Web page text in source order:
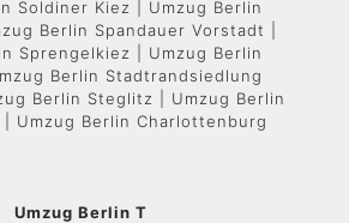
Soldiner Kiez | Umzug Berlin
Berlin Spandauer Vorstadt |
Sprengelkiez | Umzug Berlin
Berlin Stadtrandsiedlung
Berlin Steglitz | Umzug Berlin
| Umzug Berlin Charlottenburg
Umzug Berlin T